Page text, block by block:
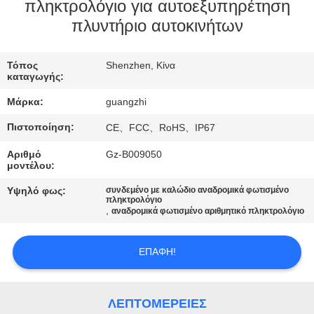
ΈΛΕΓΧΟΣ
ΕΛΆΤΕ
ΣΕ
ΕΠΑΦΉ
ΖΗΤΉΣΤΕ
ΑΠΌΣΠΑΣΜΑ
SITEMAP
πληκτρολόγιο για αυτοεξυπηρέτηση
πλυντήριο αυτοκινήτων
Τόπος
καταγωγής:
Shenzhen, Κίνα
Μάρκα: guangzhi
Πιστοποίηση: CE、FCC、RoHS、IP67
Αριθμό
μοντέλου:
Gz-B009050
Υψηλό φως:
συνδεμένο με καλώδιο αναδρομικά φωτισμένο
πληκτρολόγιο
,αναδρομικά φωτισμένο αριθμητικό πληκτρολόγιο
ΕΠΑΦΉ!
ΛΕΠΤΟΜΈΡΕΙΕΣ